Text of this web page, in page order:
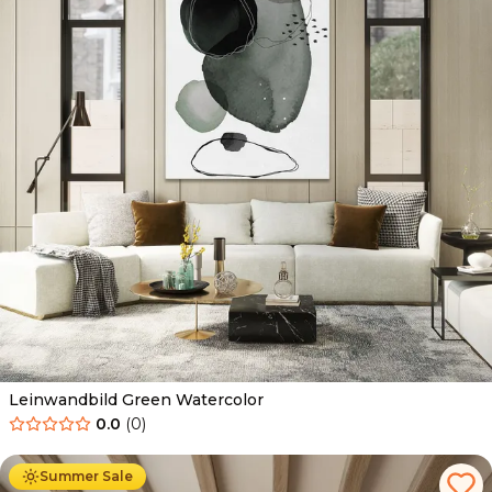
Leinwandbild Green Watercolor
0.0 (0)
Summer Sale
Ab 39.90 € 34.90